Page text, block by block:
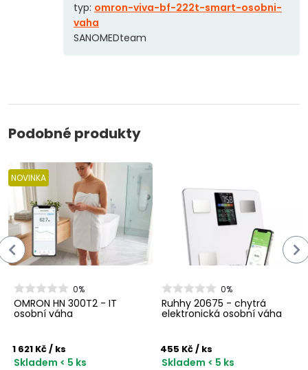
typ: omron-viva-bf-222t-smart-osobni-
vaha
SANOMEDteam
Podobné produkty
NOVINKA
0%
OMRON HN 300T2 - IT
osobní váha
1 621 Kč/ ks
Skladem < 5 ks
0%
Ruhhy 20675 - chytrá
elektronická osobní váha
455 Kč/ ks
Skladem < 5 ks